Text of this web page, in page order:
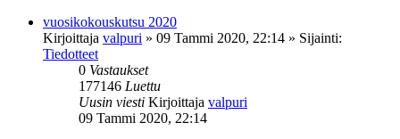
vuosikokouskutsu 2020
Kirjoittaja valpuri » 09 Tammi 2020, 22:14 » Sijainti:
Tiedotteet
0 Vastaukset
177146 Luettu
Uusin viesti Kirjoittaja valpuri
09 Tammi 2020, 22:14